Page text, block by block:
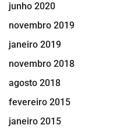
junho 2020
novembro 2019
janeiro 2019
novembro 2018
agosto 2018
fevereiro 2015
janeiro 2015